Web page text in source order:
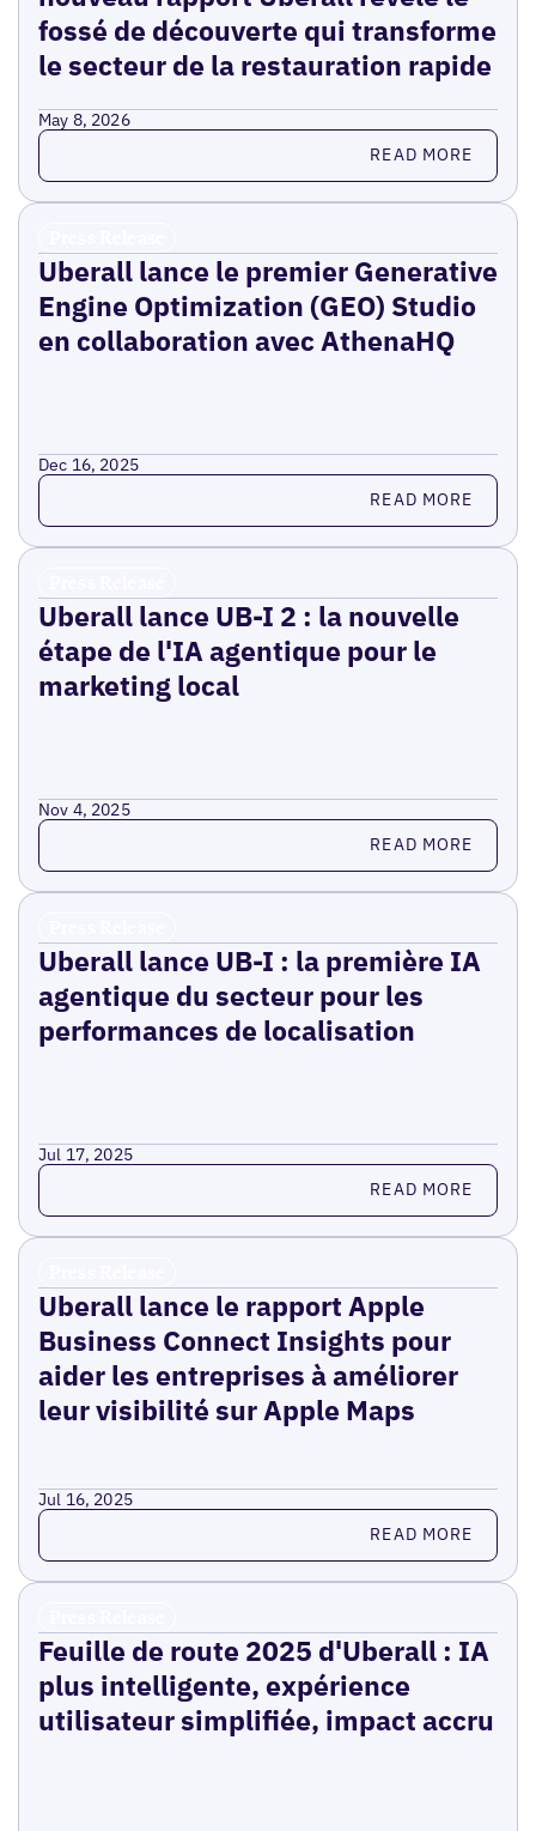
fossé de découverte qui transforme
le secteur de la restauration rapide
May 8, 2026
Read more READ MORE
Uberall lance le premier Generative
Engine Optimization (GEO) Studio
en collaboration avec AthenaHQ
Dec 16, 2025
Read more READ MORE
Uberall lance UB-I 2 : la nouvelle
étape de l'IA agentique pour le
marketing local
Nov 4, 2025
Read more READ MORE
Uberall lance UB-I : la première IA
agentique du secteur pour les
performances de localisation
Jul 17, 2025
Read more READ MORE
Uberall lance le rapport Apple
Business Connect Insights pour
aider les entreprises à améliorer
leur visibilité sur Apple Maps
Jul 16, 2025
Read more READ MORE
Feuille de route 2025 d'Uberall : IA
plus intelligente, expérience
utilisateur simplifiée, impact accru